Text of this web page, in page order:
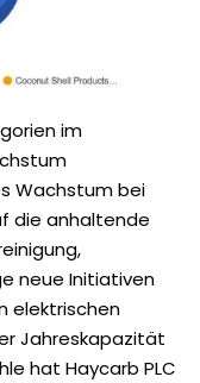
im
Wachstum bei
die anhaltende
neue Initiativen
elektrischen
Jahreskapazität
hat Haycarb PLC